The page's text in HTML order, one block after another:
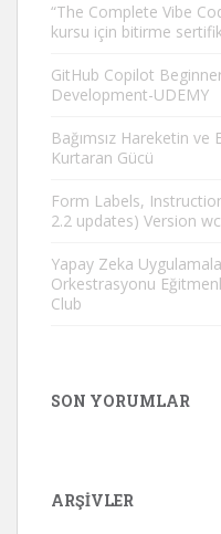
“The Complete Vibe
kursu için bitirme
GitHub Copilot
Development-UDEMY
Bağımsız Hareketin
Kurtaran Gücü
Form Labels,
2.2 updates) Version
Yapay Zeka
Orkestrasyonu
Club
SON YORUMLAR
ARŞIVLER